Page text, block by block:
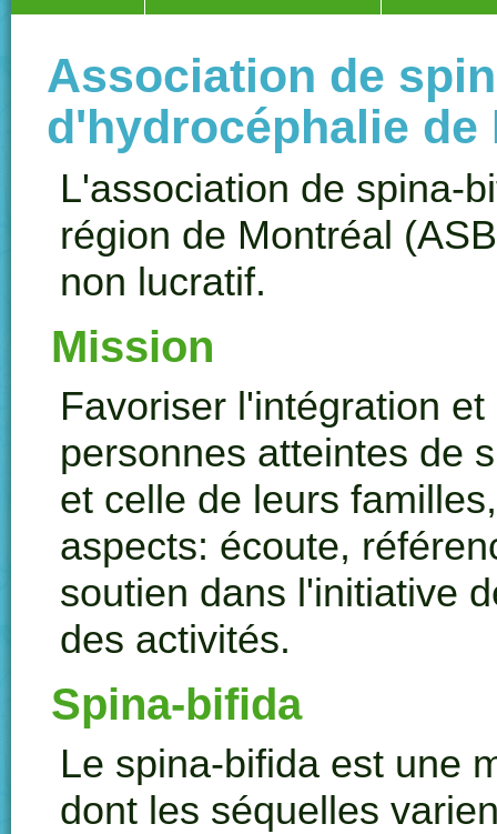
Association de
d'hydrocéphalie de
L'association de spina-
région de Montréal
non lucratif.
Mission
Favoriser l'intégration
personnes atteintes de
et celle de leurs
aspects: écoute,
soutien dans l'initiative
des activités.
Spina-bifida
Le spina-bifida est une
dont les séquelles